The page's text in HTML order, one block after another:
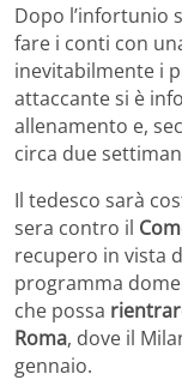
Dopo l’infortunio
fare i conti con
inevitabilmente i
attaccante si è
allenamento e,
circa due
Il tedesco sarà
sera contro il
recupero in vista
programma
che possa
Roma, dove il
gennaio.